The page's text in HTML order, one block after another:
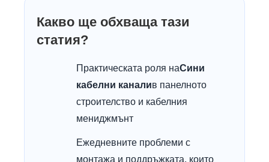
Какво ще обхваща тази
статия?
Практическата роля наСини
кабелни каналив панелното
строителство и кабелния
мениджмънт
Ежедневните проблеми с
монтажа и поддръжката, които